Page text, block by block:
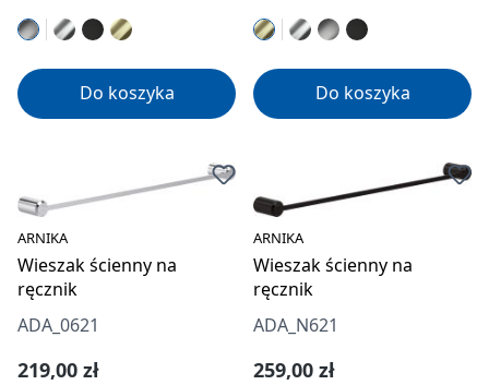
Do koszyka Do koszyka
ARNIKA
Wieszak ścienny na
ręcznik
ADA_0621
Cena regularna:
219,00 zł
ARNIKA
Wieszak ścienny na
ręcznik
ADA_N621
Cena regularna:
259,00 zł